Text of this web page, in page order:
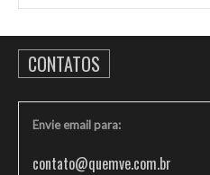
CONTATOS
Envie email para:
contato@quemve.com.br